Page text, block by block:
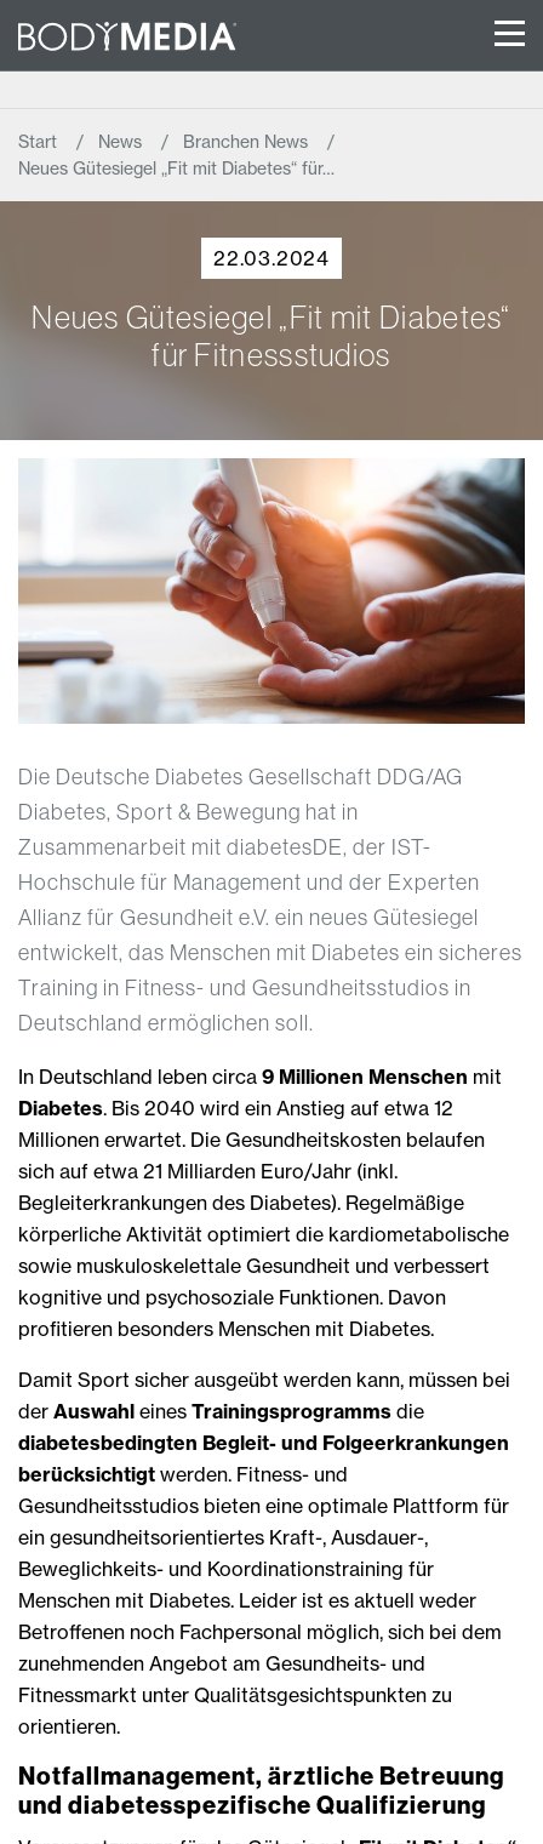
Start News
Branchen News
Neues Gütesiegel „Fit mit Diabetes“ für…
22.03.2024
Neues Gütesiegel „Fit mit Diabetes“
für Fitnessstudios
Die Deutsche Diabetes Gesellschaft DDG/AG
Diabetes, Sport & Bewegung hat in
Zusammenarbeit mit diabetesDE, der IST-
Hochschule für Management und der Experten
Allianz für Gesundheit e.V. ein neues Gütesiegel
entwickelt, das Menschen mit Diabetes ein sicheres
Training in Fitness- und Gesundheitsstudios in
Deutschland ermöglichen soll.
In Deutschland leben circa 9 Millionen Menschen mit
Diabetes. Bis 2040 wird ein Anstieg auf etwa 12
Millionen erwartet. Die Gesundheitskosten belaufen
sich auf etwa 21 Milliarden Euro/Jahr (inkl.
Begleiterkrankungen des Diabetes). Regelmäßige
körperliche Aktivität optimiert die kardiometabolische
sowie muskuloskelettale Gesundheit und verbessert
kognitive und psychosoziale Funktionen. Davon
profitieren besonders Menschen mit Diabetes.
Damit Sport sicher ausgeübt werden kann, müssen bei
der Auswahl eines Trainingsprogramms die
diabetesbedingten Begleit- und Folgeerkrankungen
berücksichtigt werden. Fitness- und
Gesundheitsstudios bieten eine optimale Plattform für
ein gesundheitsorientiertes Kraft-, Ausdauer-,
Beweglichkeits- und Koordinationstraining für
Menschen mit Diabetes. Leider ist es aktuell weder
Betroffenen noch Fachpersonal möglich, sich bei dem
zunehmenden Angebot am Gesundheits- und
Fitnessmarkt unter Qualitätsgesichtspunkten zu
orientieren.
Notfallmanagement, ärztliche Betreuung
und diabetesspezifische Qualifizierung